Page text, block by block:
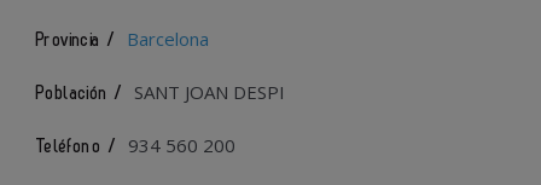
Provincia / Barcelona
Población / SANT JOAN DESPI
Teléfono / 934 560 200